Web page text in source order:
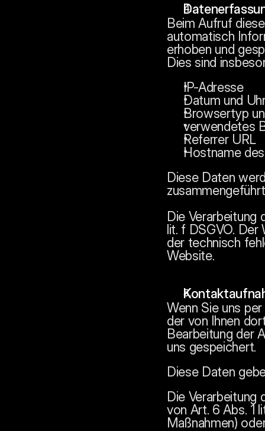
Beim Aufruf
automatisch
erhoben und
Dies sind
IP-Adresse
Datum und
Browsertyp
verwendetes
Referrer URL
Hostname
Diese Daten
Die Verarbeitung
lit. f DSGVO.
der technisch
Website.
Wenn Sie uns
der von Ihnen
Bearbeitung der
uns gespeichert.
Diese Daten
Die Verarbeitung
von Art. 6 Abs. 1
Maßnahmen)